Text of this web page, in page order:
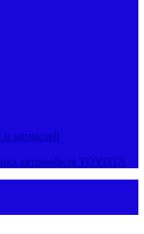
запчастей
автомобиля TOYOTA